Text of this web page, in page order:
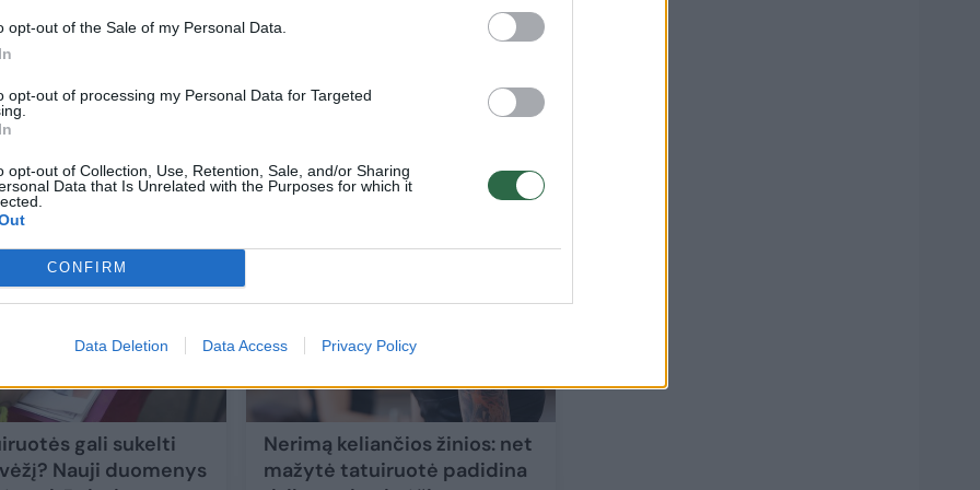
opt-out of the Sale of my Personal Data.
opt-out of processing my Personal Data for Targeted
opt-out of Collection, Use, Retention, Sale, and/or Sharing
Data that Is Unrelated with the Purposes for which it
CONFIRM
Data Deletion Data Access Privacy Policy
Sportiškai dviejų mažamečių mamai kirto
žaibiškai plintantis vėžys: privalo gyventi dėl
Gyvenimo būdas 2024-11-27
gali sukelti
Nauji duomenys
Nerimą keliančios žinios: net
mažytė tatuiruotė padidina